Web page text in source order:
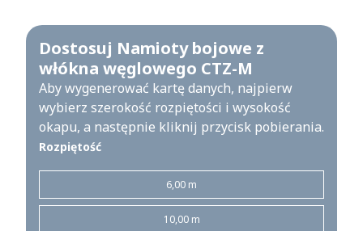
Dostosuj Namioty bojowe z
włókna węglowego CTZ-M
Aby wygenerować kartę danych, najpierw
wybierz szerokość rozpiętości i wysokość
okapu, a następnie kliknij przycisk pobierania.
Rozpiętość
6,00 m
10,00 m